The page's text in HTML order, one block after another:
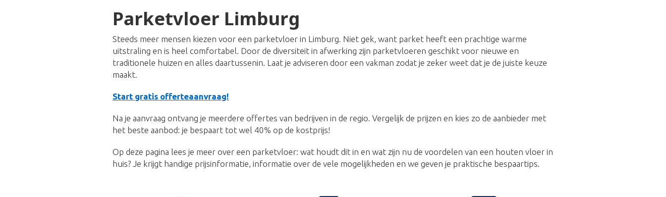
Parketvloer Limburg
Steeds meer mensen kiezen voor een parketvloer in Limburg. Niet gek, want parket heeft een prachtige warme
uitstraling en is heel comfortabel. Door de diversiteit in afwerking zijn parketvloeren geschikt voor nieuwe en
traditionele huizen en alles daartussenin. Laat je adviseren door een vakman zodat je zeker weet dat je de juiste keuze
maakt.
Start gratis offerteaanvraag!
Na je aanvraag ontvang je meerdere offertes van bedrijven in de regio. Vergelijk de prijzen en kies zo de aanbieder met
het beste aanbod: je bespaart tot wel 40% op de kostprijs!
Op deze pagina lees je meer over een parketvloer: wat houdt dit in en wat zijn nu de voordelen van een houten vloer in
huis? Je krijgt handige prijsinformatie, informatie over de vele mogelijkheden en we geven je praktische bespaartips.